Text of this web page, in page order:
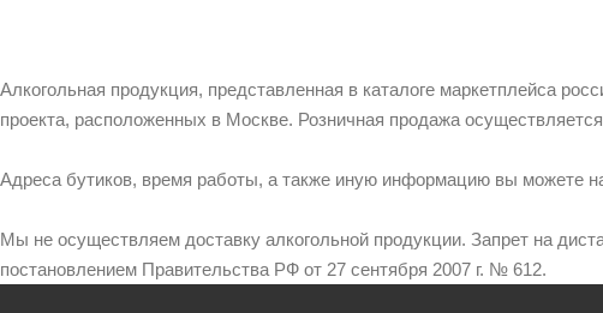
Алкогольная продукция, представленная в каталоге маркетплейса
проекта, расположенных в Москве. Розничная продажа
Адреса бутиков, время работы, а также иную информацию вы можете
Мы не осуществляем доставку алкогольной продукции. Запрет на
постановлением Правительства РФ от 27 сентября 2007 г. № 612.